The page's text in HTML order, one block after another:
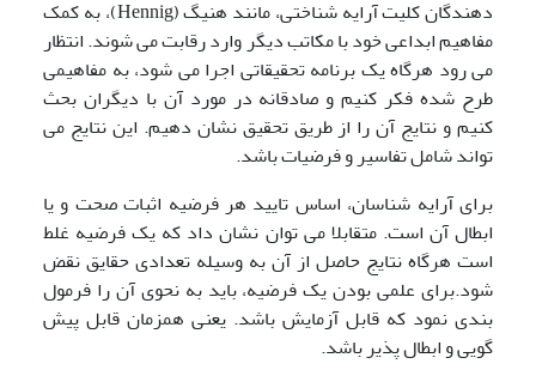
دهندگان کلیت آرایه شناختی، مانند هنیگ (Hennig)، به کمک
مفاهیم ابداعی خود با مکاتب دیگر وارد رقابت می شوند. انتظار
می رود هرگاه یک برنامه تحقیقاتی اجرا می شود، به مفاهیمی
طرح شده فکر کنیم و صادقانه در مورد آن با دیگران بحث
کنیم و نتایج آن را از طریق تحقیق نشان دهیم. این نتایج می
تواند شامل تفاسیر و فرضیات باشد.
برای آرایه شناسان، اساس تایید هر فرضیه اثبات صحت و یا
ابطال آن است. متقابلا می توان نشان داد که یک فرضیه غلط
است هرگاه نتایج حاصل از آن به وسیله تعدادی حقایق نقض
شود.برای علمی بودن یک فرضیه، باید به نحوی آن را فرمول
بندی نمود که قابل آزمایش باشد. یعنی همزمان قابل پیش
گویی و ابطال پذیر باشد.